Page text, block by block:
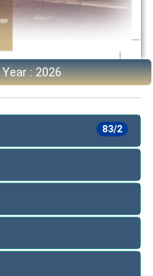
: 2026
83/2